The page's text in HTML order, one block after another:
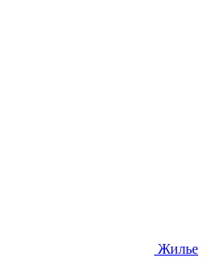
Жилье